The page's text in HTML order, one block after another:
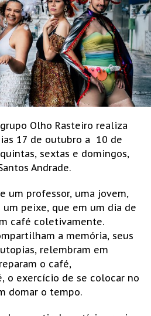
Olho Rasteiro realiza
17 de outubro a 10 de
sextas e domingos,
Andrade.
um professor, uma jovem,
peixe, que em um dia de
café coletivamente.
a memória, seus
relembram em
o café,
o exercício de se colocar no
domar o tempo.